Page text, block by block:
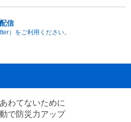
信
）をご利用ください。
わてないために
で防災力アップ